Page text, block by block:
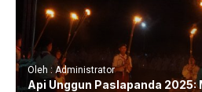
Oleh : Administrator
Api Unggun Paslapanda 2025: